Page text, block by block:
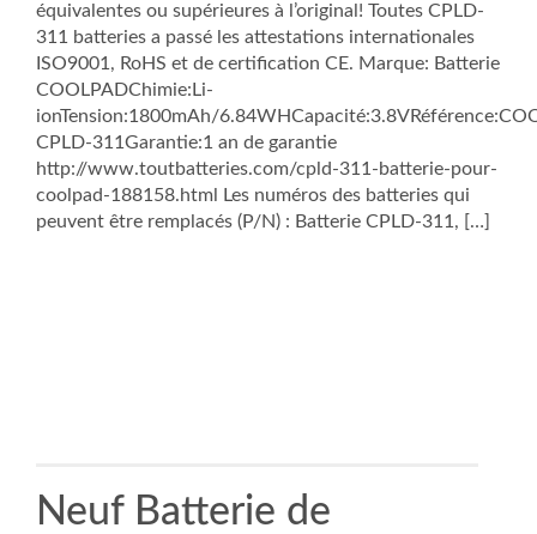
équivalentes ou supérieures à l’original! Toutes CPLD-
311 batteries a passé les attestations internationales
ISO9001, RoHS et de certification CE. Marque: Batterie
COOLPADChimie:Li-
ionTension:1800mAh/
CPLD-311Garantie:1 an de garantie
http://www.toutbatteries.com/cpld-311-batterie-pour-
coolpad-188158.html Les numéros des batteries qui
peuvent être remplacés (P/N) : Batterie CPLD-311, […]
Neuf Batterie de